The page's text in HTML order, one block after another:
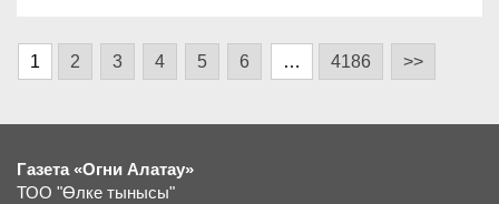
1 2 3 4 5 6 … 4186 >>
Газета «Огни Алатау»
ТОО "Өлке тынысы"